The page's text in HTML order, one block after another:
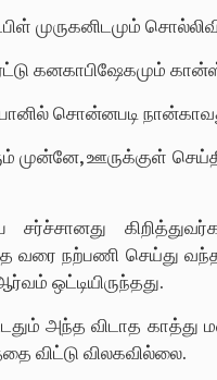
முருகனிடமும்
கனகாபிஷேகமும்
சொன்னபடி
முன்னே, ஊருக்குள்
வரை நற்பணி செய்து
ஒட்டியிருந்தது.
அந்த விடாத காத்து
விட்டு விலகவில்லை.